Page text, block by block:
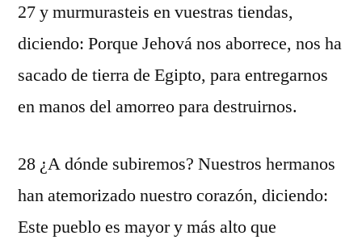
27 y murmurasteis en vuestras tiendas,
diciendo: Porque Jehová nos aborrece, nos ha
sacado de tierra de Egipto, para entregarnos
en manos del amorreo para destruirnos.
28 ¿A dónde subiremos? Nuestros hermanos
han atemorizado nuestro corazón, diciendo:
Este pueblo es mayor y más alto que